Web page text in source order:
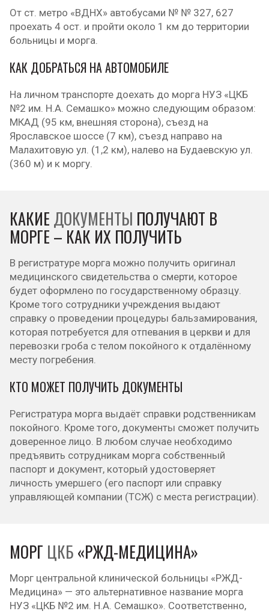
От ст. метро «ВДНХ» автобусами № № 327, 627
проехать 4 ост. и пройти около 1 км до территории
больницы и морга.
КАК ДОБРАТЬСЯ НА АВТОМОБИЛЕ
На личном транспорте доехать до морга НУЗ «ЦКБ
№2 им. Н.А. Семашко» можно следующим образом:
МКАД (95 км, внешняя сторона), съезд на
Ярославское шоссе (7 км), съезд направо на
Малахитовую ул. (1,2 км), налево на Будаевскую ул.
(360 м) и к моргу.
КАКИЕ ДОКУМЕНТЫ ПОЛУЧАЮТ В
МОРГЕ – КАК ИХ ПОЛУЧИТЬ
В регистратуре морга можно получить оригинал
медицинского свидетельства о смерти, которое
будет оформлено по государственному образцу.
Кроме того сотрудники учреждения выдают
справку о проведении процедуры бальзамирования,
которая потребуется для отпевания в церкви и для
перевозки гроба с телом покойного к отдалённому
месту погребения.
КТО МОЖЕТ ПОЛУЧИТЬ ДОКУМЕНТЫ
Регистратура морга выдаёт справки родственникам
покойного. Кроме того, документы сможет получить
доверенное лицо. В любом случае необходимо
предъявить сотрудникам морга собственный
паспорт и документ, который удостоверяет
личность умершего (его паспорт или справку
управляющей компании (ТСЖ) с места регистрации).
МОРГ ЦКБ «РЖД-МЕДИЦИНА»
Морг центральной клинической больницы «РЖД-
Медицина» — это альтернативное название морга
НУЗ «ЦКБ №2 им. Н.А. Семашко». Соответственно,